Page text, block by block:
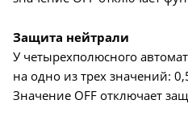
Защита нейтрали
У четырехполюсного
на одно из трех значений:
Значение OFF отключает